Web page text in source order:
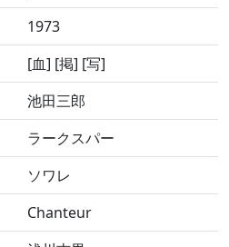
1973
[血] [掲] [写]
池田三郎
ラークスパー
ソワレ
Chanteur